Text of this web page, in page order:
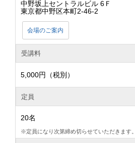
中野坂上セントラルビル 6Ｆ
東京都中野区本町2-46-2
会場のご案内
受講料
5,000円（税別）
定員
20名
※定員になり次第締め切らせていただきます。